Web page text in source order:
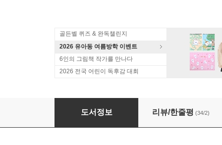
골든벨 퀴즈 & 완독챌린지
2026 유아동 여름방학 이벤트
6인의 그림책 작가를 만나다
2026 전국 어린이 독후감 대회
구구 파워 1
도서정보 리뷰/한줄평 (34/2)